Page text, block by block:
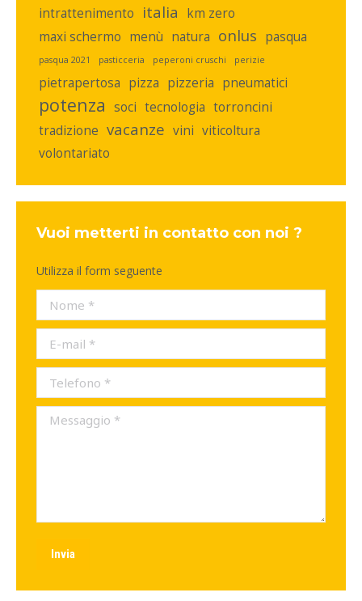
intrattenimento italia km zero
maxi schermo menù natura onlus pasqua
pasqua 2021 pasticceria peperoni cruschi perizie
pietrapertosa pizza pizzeria pneumatici
potenza soci tecnologia torroncini
tradizione vacanze vini viticoltura
volontariato
Vuoi metterti in contatto con noi ?
Utilizza il form seguente
Nome *
E-mail *
Telefono *
Messaggio *
Invia